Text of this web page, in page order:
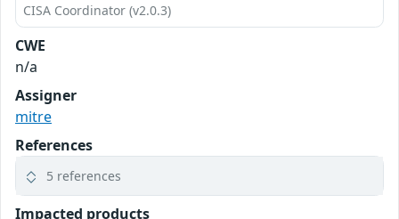
CISA Coordinator (v2.0.3)
CWE
n/a
Assigner
mitre
References
5 references
Impacted products